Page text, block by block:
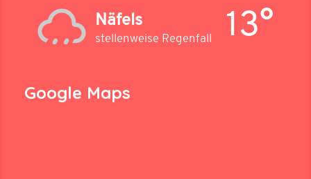
Näfels
stellenweise Regenfall 13°
Google Maps